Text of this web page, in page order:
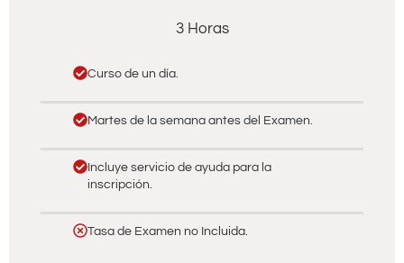
3 Horas
Curso de un día.
Martes de la semana antes del Examen.
Incluye servicio de ayuda para la
inscripción.
Tasa de Examen no Incluida.